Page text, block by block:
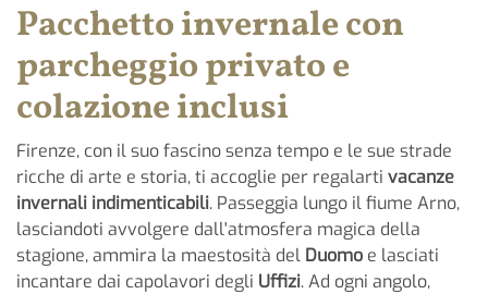
Pacchetto invernale con
parcheggio privato e
colazione inclusi
Firenze, con il suo fascino senza tempo e le sue strade
ricche di arte e storia, ti accoglie per regalarti vacanze
invernali indimenticabili. Passeggia lungo il fiume Arno,
lasciandoti avvolgere dall'atmosfera magica della
stagione, ammira la maestosità del Duomo e lasciati
incantare dai capolavori degli Uffizi. Ad ogni angolo,